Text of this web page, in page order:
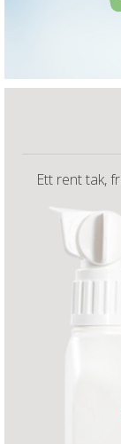
Ett rent tak,